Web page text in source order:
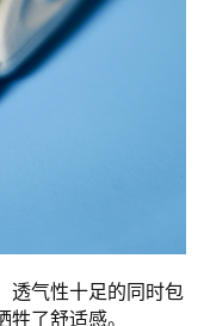
透气性十足的同时包
了舒适感。